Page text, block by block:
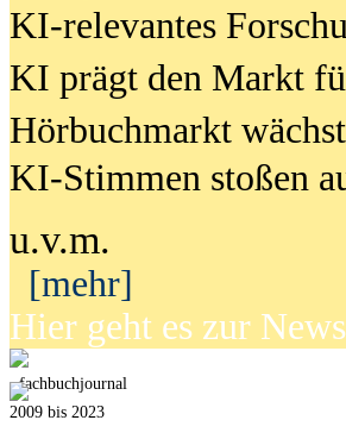
KI-relevantes
KI prägt den Markt
Hörbuchmarkt
KI-Stimmen stoßen
u.v.m.
[mehr]
Hier geht es zur
fachbuchjournal
2009 bis 2023